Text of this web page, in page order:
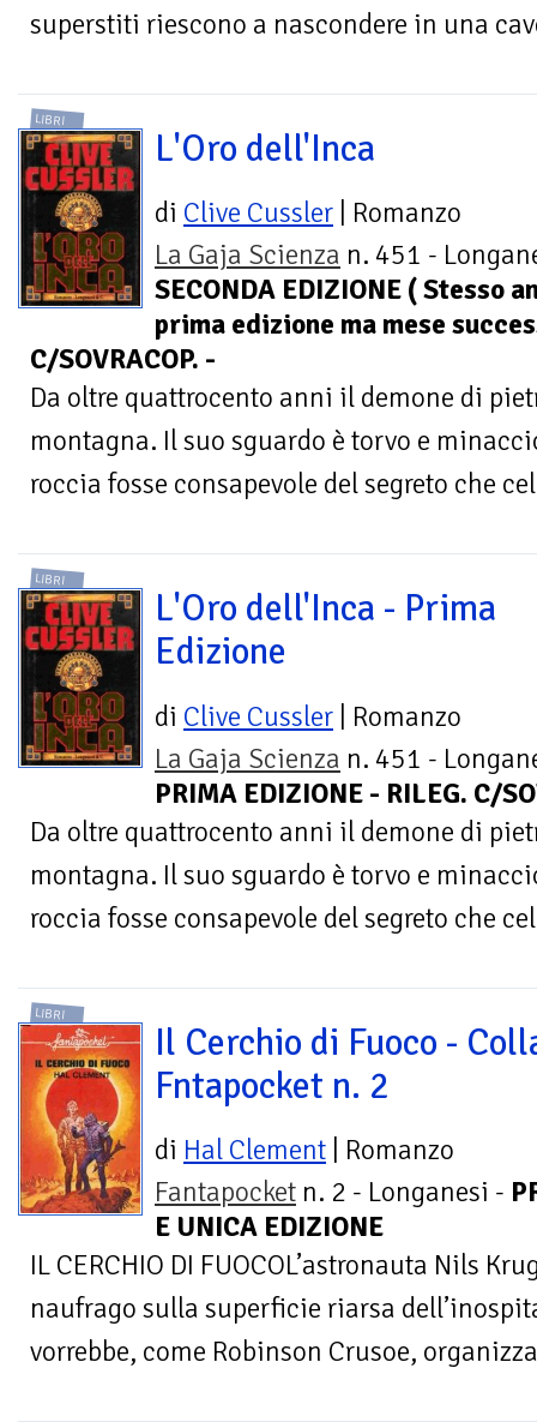
superstiti riescono a nascondere in una
LIBRI
L'Oro dell'Inca
di Clive Cussler | Romanzo
La Gaja Scienza n. 451 -
SECONDA EDIZIONE ( Stesso
prima edizione ma mese
C/SOVRACOP. -
Da oltre quattrocento anni il demone di
montagna. Il suo sguardo è torvo e
roccia fosse consapevole del segreto che
LIBRI
L'Oro dell'Inca - Prima
Edizione
di Clive Cussler | Romanzo
La Gaja Scienza n. 451 -
PRIMA EDIZIONE - RILEG. C/
Da oltre quattrocento anni il demone di
montagna. Il suo sguardo è torvo e
roccia fosse consapevole del segreto che
LIBRI
Il Cerchio di Fuoco -
Fntapocket n. 2
di Hal Clement | Romanzo
Fantapocket n. 2 - Longanesi -
E UNICA EDIZIONE
IL CERCHIO DI FUOCOL’astronauta Nils
naufrago sulla superficie riarsa
vorrebbe, come Robinson Crusoe,